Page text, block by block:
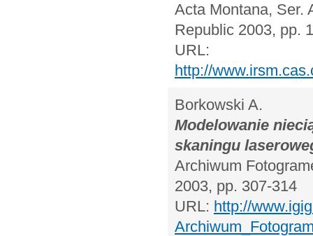
Acta Montana, Ser.
Republic 2003, pp.
URL:
http://
Borkowski A.
Modelowanie
skaningu
Archiwum
2003, pp. 307-314
URL: http://